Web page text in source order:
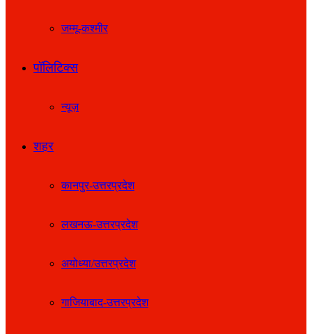
जम्मू-कश्मीर
पॉलिटिक्स
न्यूज़
शहर
कानपुर-उत्तरप्रदेश
लखनऊ-उत्तरप्रदेश
अयोध्या/उत्तरप्रदेश
गाजियाबाद-उत्तरप्रदेश